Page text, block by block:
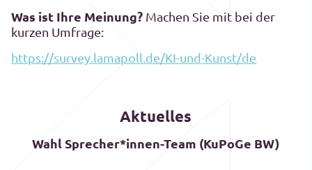
Was ist Ihre Meinung? Machen Sie mit bei der
kurzen Umfrage:
https://survey.lamapoll.de/KI-und-Kunst/de
Aktuelles
Wahl Sprecher*innen-Team (KuPoGe BW)